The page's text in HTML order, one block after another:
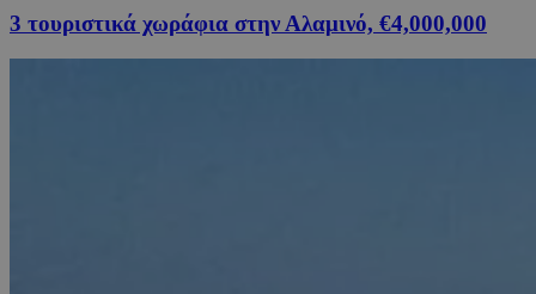
3 τουριστικά χωράφια στην Αλαμινό, €4,000,000